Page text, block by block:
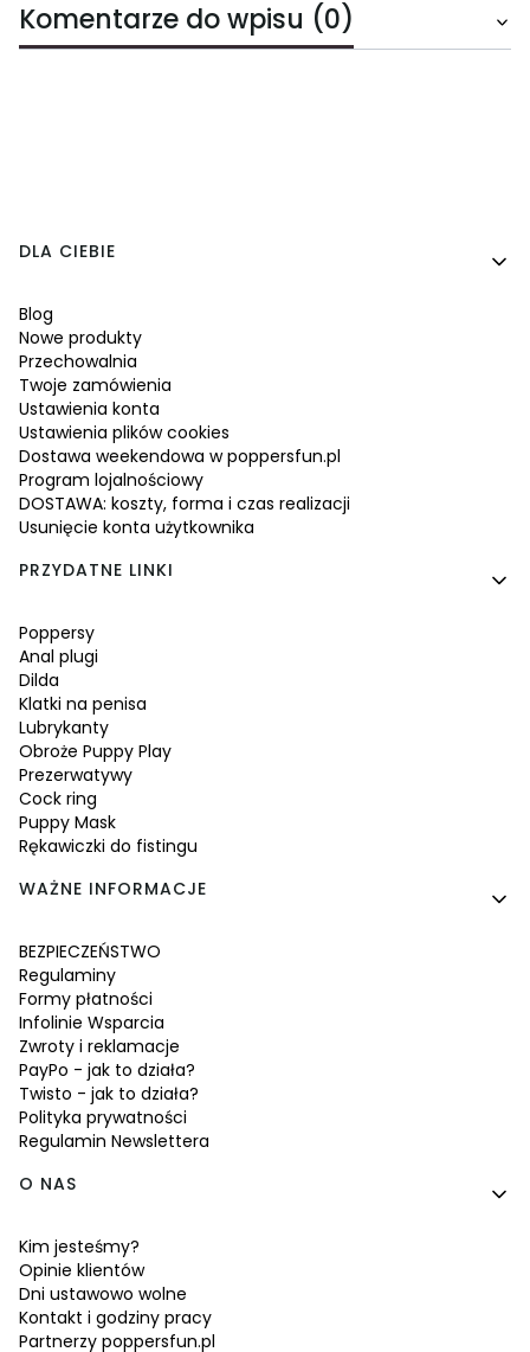
Komentarze do wpisu (0)
Linki w stopce
DLA CIEBIE
Blog
Nowe produkty
Przechowalnia
Twoje zamówienia
Ustawienia konta
Ustawienia plików cookies
Dostawa weekendowa w poppersfun.pl
Program lojalnościowy
DOSTAWA: koszty, forma i czas realizacji
Usunięcie konta użytkownika
PRZYDATNE LINKI
Poppersy
Anal plugi
Dilda
Klatki na penisa
Lubrykanty
Obroże Puppy Play
Prezerwatywy
Cock ring
Puppy Mask
Rękawiczki do fistingu
WAŻNE INFORMACJE
BEZPIECZEŃSTWO
Regulaminy
Formy płatności
Infolinie Wsparcia
Zwroty i reklamacje
PayPo - jak to działa?
Twisto - jak to działa?
Polityka prywatności
Regulamin Newslettera
O NAS
Kim jesteśmy?
Opinie klientów
Dni ustawowo wolne
Kontakt i godziny pracy
Partnerzy poppersfun.pl